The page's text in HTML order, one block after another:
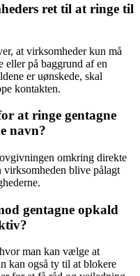
ret til at ringe til
at virksomheder kun må
eller på baggrund af en
er uønskede, skal
kontakten.
at ringe gentagne
navn?
omkring direkte
virksomheden blive pålagt
gentagne opkald
man kan vælge at
kan også ty til at blokere